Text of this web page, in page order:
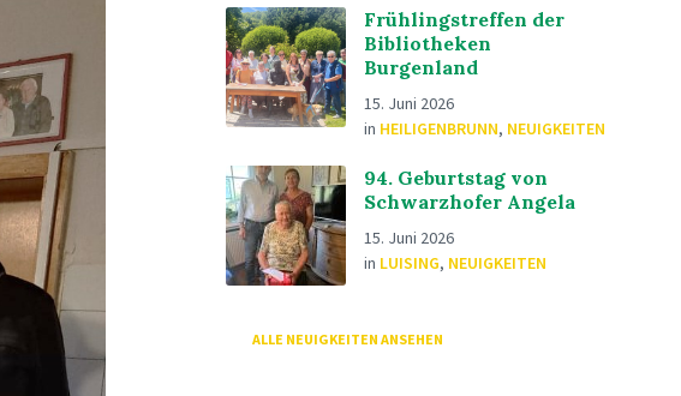
Frühlingstreffen der
Bibliotheken
Burgenland
15. Juni 2026
in HEILIGENBRUNN, NEUIGKEITEN
94. Geburtstag von
Schwarzhofer Angela
15. Juni 2026
in LUISING, NEUIGKEITEN
ALLE NEUIGKEITEN ANSEHEN